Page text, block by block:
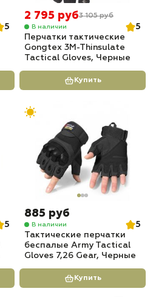
5
2 795 руб3 105 руб
В наличии
5
Перчатки тактические
Gongtex 3M-Thinsulate
Tactical Gloves, Черные
Купить
5
885 руб
В наличии
5
Тактические перчатки
беспалые Army Tactical
Gloves 7,26 Gear, Черные
Купить